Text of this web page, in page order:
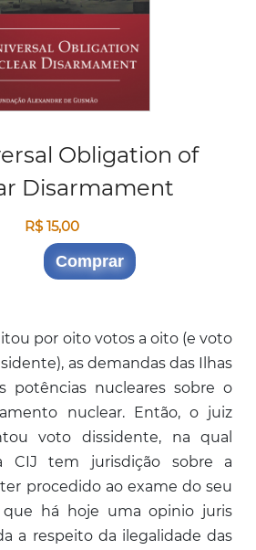
Obligation of
Disarmament
R$ 15,00
Comprar
por oito votos a oito (e voto
as demandas das Ilhas
potências nucleares sobre o
nuclear. Então, o juiz
voto dissidente, na qual
CIJ tem jurisdição sobre a
procedido ao exame do seu
que há hoje uma opinio juris
a respeito da ilegalidade das